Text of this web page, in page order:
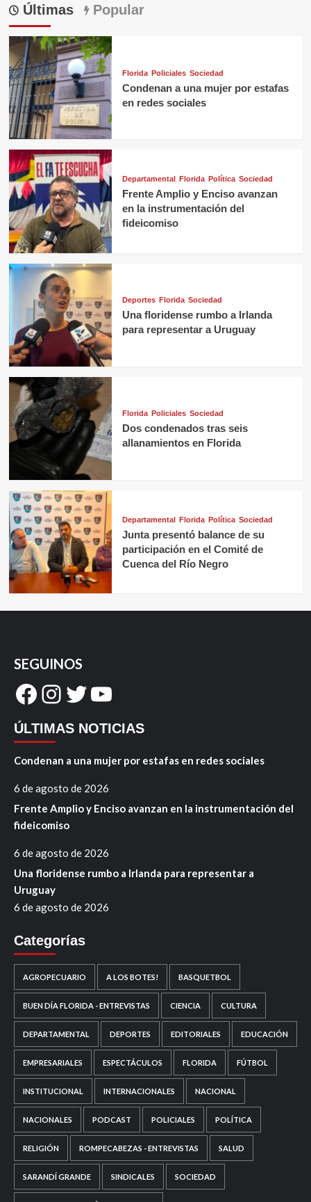
Últimas Popular
Florida Policiales Sociedad
Condenan a una mujer por estafas
en redes sociales
Departamental Florida Política Sociedad
Frente Amplio y Enciso avanzan
en la instrumentación del
fideicomiso
Deportes Florida Sociedad
Una floridense rumbo a Irlanda
para representar a Uruguay
Florida Policiales Sociedad
Dos condenados tras seis
allanamientos en Florida
Departamental Florida Política Sociedad
Junta presentó balance de su
participación en el Comité de
Cuenca del Río Negro
SEGUINOS
Facebook
Instagram
Twitter
YouTube
ÚLTIMAS NOTICIAS
Condenan a una mujer por estafas en redes sociales
6 de agosto de 2026
Frente Amplio y Enciso avanzan en la instrumentación del
fideicomiso
6 de agosto de 2026
Una floridense rumbo a Irlanda para representar a
Uruguay
6 de agosto de 2026
Categorías
AGROPECUARIO A LOS BOTES! BASQUETBOL
BUEN DÍA FLORIDA - ENTREVISTAS CIENCIA CULTURA
DEPARTAMENTAL DEPORTES EDITORIALES EDUCACIÓN
EMPRESARIALES ESPECTÁCULOS FLORIDA FÚTBOL
INSTITUCIONAL INTERNACIONALES NACIONAL
NACIONALES PODCAST POLICIALES POLÍTICA
RELIGIÓN ROMPECABEZAS - ENTREVISTAS SALUD
SARANDÍ GRANDE SINDICALES SOCIEDAD